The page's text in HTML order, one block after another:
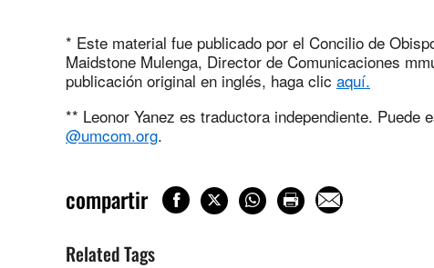
* Este material fue publicado por el Concilio de
Maidstone Mulenga, Director de Comunicaciones
publicación original en inglés, haga clic aquí.
** Leonor Yanez es traductora independiente. Puede
@umcom.org.
compartir
Related Tags